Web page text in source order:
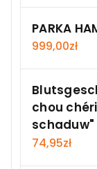
PARKA
999,00zł
chou
schaduw"
74,95zł